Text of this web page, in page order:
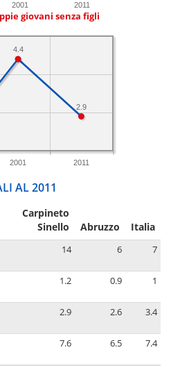
2001 2011
giovani senza figli
2001 2011
2.9
4.4
AL 2011
Carpineto
Sinello
Abruzzo Italia
14 6 7
1.2 0.9 1
2.9 2.6 3.4
7.6 6.5 7.4